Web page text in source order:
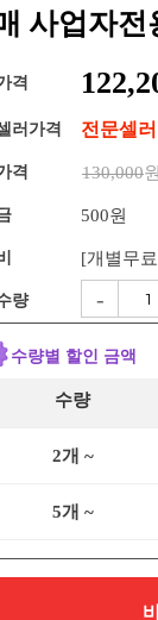
사업자전
격
러가격 전문셀
격 130,000원
500원
[개별무
량 -
수량별 할인 금액
수량
2개 ~
5개 ~